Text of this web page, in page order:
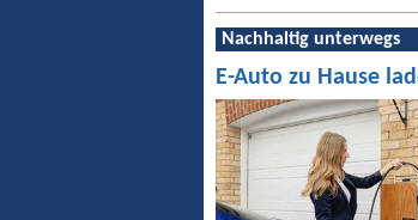
Nachhaltig unterwegs
E-Auto zu Hause